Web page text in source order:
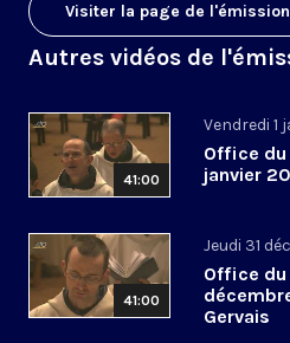
Visiter la page de l'émission
Autres vidéos de
41:00
Vendredi 1
Office du
janvier
41:00
Jeudi 31
Office du
Gervais